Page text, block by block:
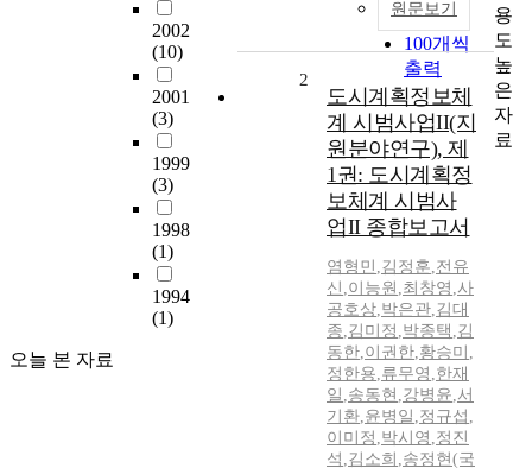
2002
(10)
2001
(3)
1999
(3)
1998
(1)
1994
(1)
오늘 본 자료
출력
100개씩
출력
원문보기
2
도시계획정보체
계 시범사업II(지
원분야연구), 제
1권: 도시계획정
보체계 시범사
업II 종합보고서
염형민 ,김정훈,전유
신 ,이능원 ,최창영 ,사
공호상,박은관,김대
종,김미정 ,박종택 ,김
동한,이권한,황승미 ,
정한용,류무영 ,한재
일 ,송동현 ,강병윤,서
기환,윤병일 ,정규섭 ,
이미정 ,박시영 ,정진
석 ,김소희 ,송정현(국
용
도
높
은
자
료